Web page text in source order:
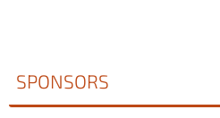
SPONSORS